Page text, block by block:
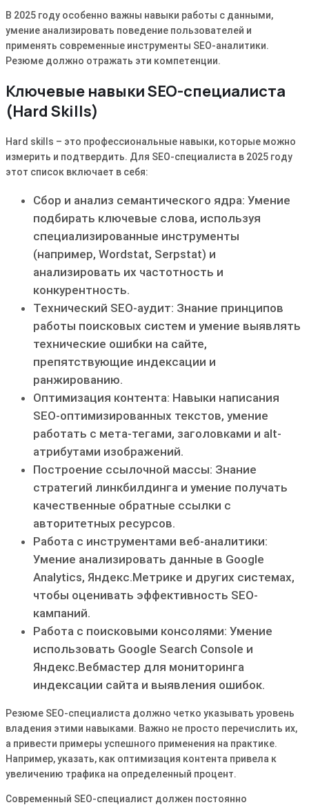
В 2025 году особенно важны навыки работы с данными,
умение анализировать поведение пользователей и
применять современные инструменты SEO-аналитики.
Резюме должно отражать эти компетенции.
Ключевые навыки SEO-специалиста
(Hard Skills)
Hard skills – это профессиональные навыки, которые можно
измерить и подтвердить. Для SEO-специалиста в 2025 году
этот список включает в себя:
Сбор и анализ семантического ядра: Умение
подбирать ключевые слова, используя
специализированные инструменты
(например, Wordstat, Serpstat) и
анализировать их частотность и
конкурентность.
Технический SEO-аудит: Знание принципов
работы поисковых систем и умение выявлять
технические ошибки на сайте,
препятствующие индексации и
ранжированию.
Оптимизация контента: Навыки написания
SEO-оптимизированных текстов, умение
работать с мета-тегами, заголовками и alt-
атрибутами изображений.
Построение ссылочной массы: Знание
стратегий линкбилдинга и умение получать
качественные обратные ссылки с
авторитетных ресурсов.
Работа с инструментами веб-аналитики:
Умение анализировать данные в Google
Analytics, Яндекс.Метрике и других системах,
чтобы оценивать эффективность SEO-
кампаний.
Работа с поисковыми консолями: Умение
использовать Google Search Console и
Яндекс.Вебмастер для мониторинга
индексации сайта и выявления ошибок.
Резюме SEO-специалиста должно четко указывать уровень
владения этими навыками. Важно не просто перечислить их,
а привести примеры успешного применения на практике.
Например, указать, как оптимизация контента привела к
увеличению трафика на определенный процент.
Современный SEO-специалист должен постоянно